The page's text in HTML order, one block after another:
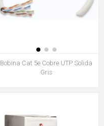
Bobina Cat 5e Cobre UTP Solida
Gris